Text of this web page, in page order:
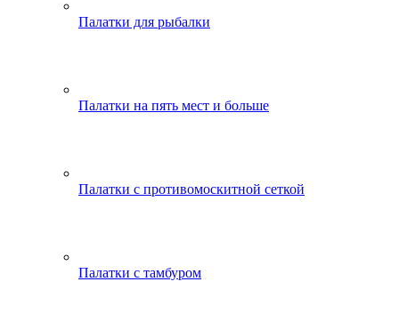
Палатки для рыбалки
Палатки на пять мест и больше
Палатки с противомоскитной сеткой
Палатки с тамбуром